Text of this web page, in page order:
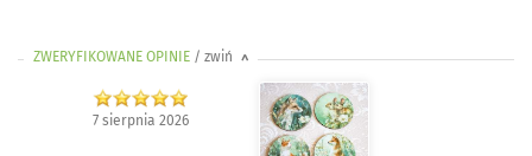
ZWERYFIKOWANE OPINIE / zwiń >
7 sierpnia 2026